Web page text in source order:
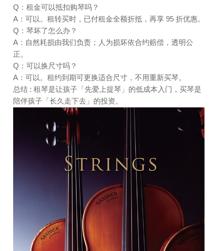
Q：租金可以抵扣购琴吗？
A：可以。租转买时，已付租金全额折抵，再享 95 折优惠。
Q：琴坏了怎么办？
A：自然耗损由我们负责；人为损坏依合约赔偿，透明公
正。
Q：可以换尺寸吗？
A：可以。租约到期可更换适合尺寸，不用重新买琴。
总结 : 租琴是让孩子「先爱上提琴」的低成本入门，买琴是
陪伴孩子「长久走下去」的投资。